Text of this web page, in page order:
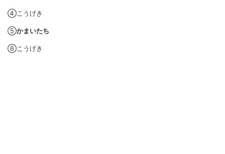
④こうげき
⑤かまいたち
⑥こうげき